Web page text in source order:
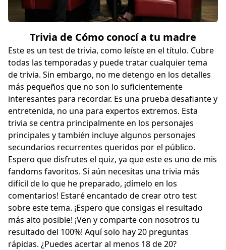
Trivia de Cómo conocí a tu madre
Este es un test de trivia, como leíste en el título. Cubre
todas las temporadas y puede tratar cualquier tema
de trivia. Sin embargo, no me detengo en los detalles
más pequeños que no son lo suficientemente
interesantes para recordar. Es una prueba desafiante y
entretenida, no una para expertos extremos. Esta
trivia se centra principalmente en los personajes
principales y también incluye algunos personajes
secundarios recurrentes queridos por el público.
Espero que disfrutes el quiz, ya que este es uno de mis
fandoms favoritos. Si aún necesitas una trivia más
difícil de lo que he preparado, ¡dímelo en los
comentarios! Estaré encantado de crear otro test
sobre este tema. ¡Espero que consigas el resultado
más alto posible! ¡Ven y comparte con nosotros tu
resultado del 100%! Aquí solo hay 20 preguntas
rápidas. ¿Puedes acertar al menos 18 de 20?